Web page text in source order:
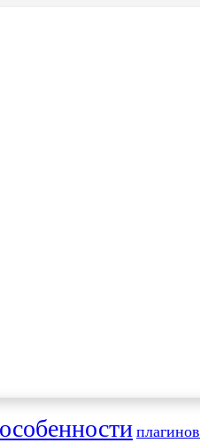
особенности плагинов